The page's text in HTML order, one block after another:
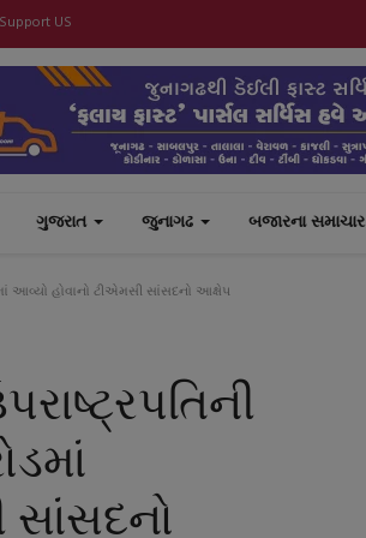
Support US
ગુજરાત જુનાગઢ બજારના સમાચાર
આવ્યો હોવાનો ટીએમસી સાંસદનો આક્ષેપ
સાંસદનો